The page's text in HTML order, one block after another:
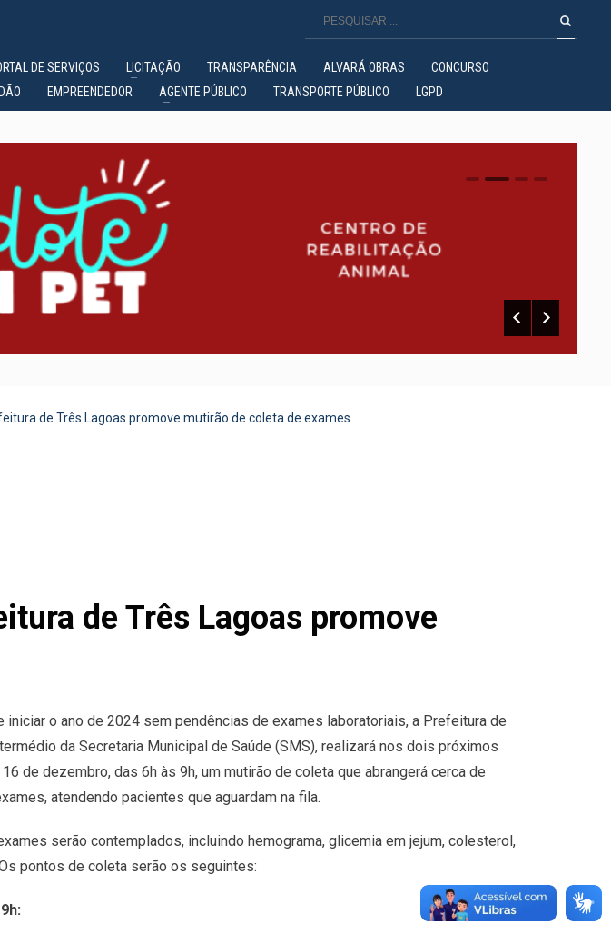
DE SERVIÇOS LICITAÇÃO TRANSPARÊNCIA ALVARÁ OBRAS
CONCURSO
EMPREENDEDOR AGENTE PÚBLICO TRANSPORTE PÚBLICO LGPD
0 1 2
de Três Lagoas promove mutirão de coleta de exames
de Três Lagoas promove
iniciar o ano de 2024 sem pendências de exames laboratoriais, a Prefeitura de
da Secretaria Municipal de Saúde (SMS), realizará nos dois próximos
de dezembro, das 6h às 9h, um mutirão de coleta que abrangerá cerca de
atendendo pacientes que aguardam na fila.
serão contemplados, incluindo hemograma, glicemia em jejum, colesterol,
pontos de coleta serão os seguintes: